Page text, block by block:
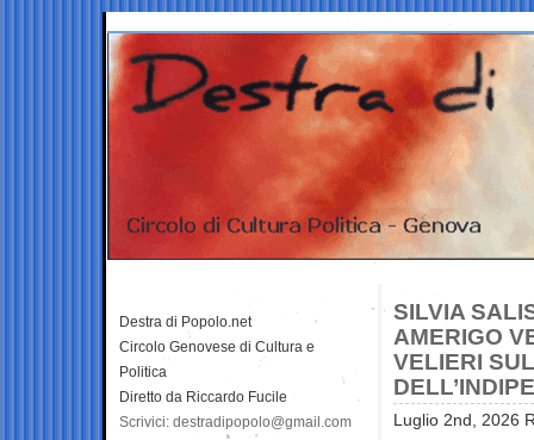
SILVIA
AMERIGO
VELIERI
Luglio 2nd, 2026
Destra di Popolo.net
Circolo Genovese di Cultura e
Politica
Diretto da Riccardo Fucile
Scrivici: destradipopolo@gmail.com